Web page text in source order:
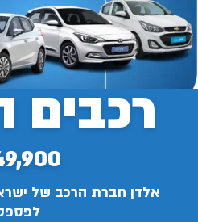
רכבים
אלדן חברת הרכב של